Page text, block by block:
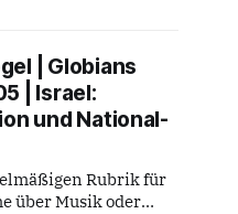
| Globians
| Israel:
und National-
Rubrik für
über Musik oder